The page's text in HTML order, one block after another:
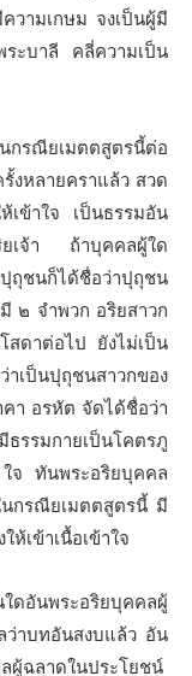
วามเกษม จงเป็นผู้มี
ระบาลี คลี่ความเป็น
รณียเมตตสูตรนี้ต่อ
งหลายคราแล้ว สวด
เข้าใจ เป็นธรรมอัน
ยเจ้า ถ้าบุคคลผู้ใด
ถุชนก็ได้ชื่อว่าปุถุชน
๒ จำพวก อริยสาวก
สดาต่อไป ยังไม่เป็น
เป็นปุถุชนสาวกของ
า อรหัต จัดได้ชื่อว่า
ธรรมกายเป็นโคตรภู
จ ทันพระอริยบุคคล
นกรณียเมตตสูตรนี้ มี
เข้าเนื้อเข้าใจ
อันพระอริยบุคคลผู้
าบทอันสงบแล้ว อัน
ฉลาดในประโยชน์